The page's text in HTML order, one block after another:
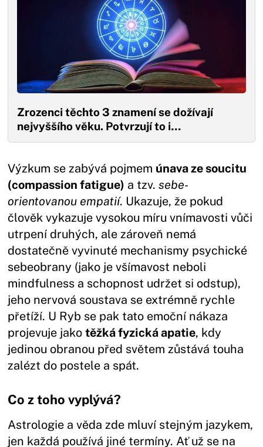
Zrozenci těchto 3 znamení se dožívají
nejvyššího věku. Potvrzují to i…
Výzkum se zabývá pojmem únava ze soucitu
(compassion fatigue) a tzv.sebe-
orientovanou empatií. Ukazuje, že pokud
člověk vykazuje vysokou míru vnímavosti vůči
utrpení druhých, ale zároveň nemá
dostatečně vyvinuté mechanismy psychické
sebeobrany (jako je všímavost neboli
mindfulness a schopnost udržet si odstup),
jeho nervová soustava se extrémně rychle
přetíží. U Ryb se pak tato emoční nákaza
projevuje jakotěžká fyzická apatie, kdy
jedinou obranou před světem zůstává touha
zalézt do postele a spát.
Co z toho vyplývá?
Astrologie a věda zde mluví stejným jazykem,
jen každá používá jiné termíny. Ať už se na